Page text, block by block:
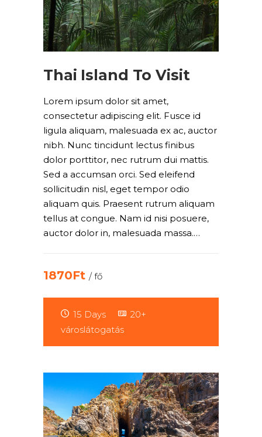
Thai Island To Visit
Lorem ipsum dolor sit amet,
consectetur adipiscing elit. Fusce id
ligula aliquam, malesuada ex ac, auctor
nibh. Nunc tincidunt lectus finibus
dolor porttitor, nec rutrum dui mattis.
Sed a accumsan orci. Sed eleifend
sollicitudin nisl, eget tempor odio
aliquam quis. Praesent rutrum aliquam
tellus at congue. Nam id nisi posuere,
auctor dolor in, malesuada massa.…
1870Ft / fő
15 Days
20+
városlátogatás